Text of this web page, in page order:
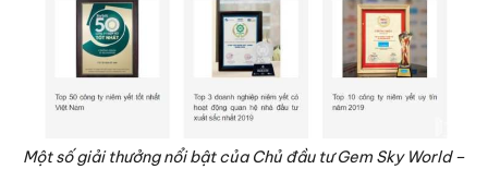
Một số giải thưởng nổi bật của Chủ đầu tư Gem Sky World –